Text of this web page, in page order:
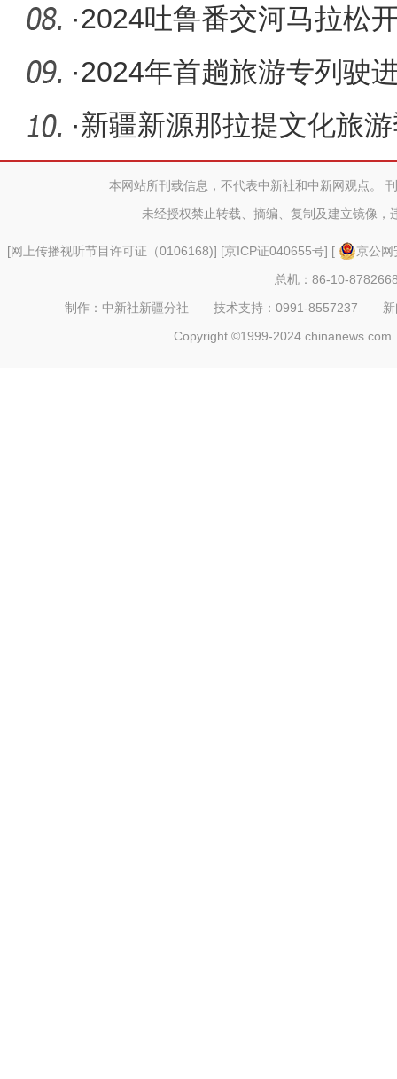
·2024吐鲁番交河马拉松
选手畅跑
·2024年首趟旅游专列驶
之旅
·新疆新源那拉提文化旅
光之美
本网站所刊载信息，不代表中新社和中新网观点。
未经授权禁止转载、摘编、复制及建立镜像，
[网上传播视听节目许可证（0106168)] [京ICP证040655号] [
京公
总机：86-10-
制作：中新社新疆分社 技术支持：0991-8557237
Copyright ©1999-2024